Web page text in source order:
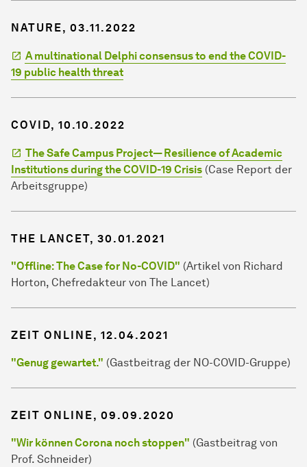
NATURE, 03.11.2022
A multinational Delphi consensus to end the COVID-
19 public health threat
COVID, 10.10.2022
The Safe Campus Project— Resilience of Academic
Institutions during the COVID-19 Crisis (Case Report der
Arbeitsgruppe)
THE LANCET, 30.01.2021
"Offline: The Case for No-COVID" (Artikel von Richard
Horton, Chefredakteur von The Lancet)
ZEIT ONLINE, 12.04.2021
"Genug gewartet." (Gastbeitrag der NO-COVID-Gruppe)
ZEIT ONLINE, 09.09.2020
"Wir können Corona noch stoppen" (Gastbeitrag von
Prof. Schneider)